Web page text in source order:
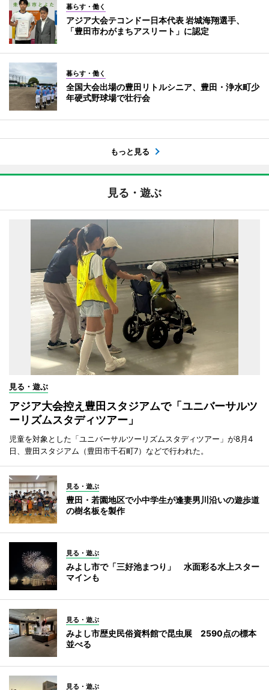
暮らす・働く
アジア大会テコンドー日本代表 岩城海翔選手、
「豊田市わがまちアスリート」に認定
暮らす・働く
全国大会出場の豊田リトルシニア、豊田・浄水町少
年硬式野球場で壮行会
もっと見る
見る・遊ぶ
見る・遊ぶ
アジア大会控え豊田スタジアムで「ユニバーサルツ
ーリズムスタディツアー」
児童を対象とした「ユニバーサルツーリズムスタディツアー」が8月4
日、豊田スタジアム（豊田市千石町7）などで行われた。
見る・遊ぶ
豊田・若園地区で小中学生が逢妻男川沿いの遊歩道
の樹名板を製作
見る・遊ぶ
みよし市で「三好池まつり」 水面彩る水上スター
マインも
見る・遊ぶ
みよし市歴史民俗資料館で昆虫展 2590点の標本
並べる
見る・遊ぶ